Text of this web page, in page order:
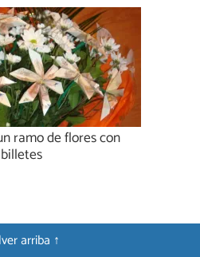
ramo de flores con
billetes
arriba ↑